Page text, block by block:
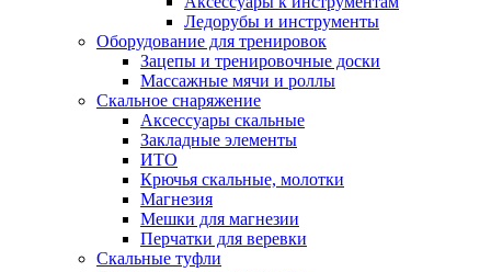
Ледорубы и инструменты
Оборудование для тренировок
Зацепы и тренировочные доски
Массажные мячи и роллы
Скальное снаряжение
Аксессуары скальные
Закладные элементы
ИТО
Крючья скальные, молотки
Магнезия
Мешки для магнезии
Перчатки для веревки
Скальные туфли